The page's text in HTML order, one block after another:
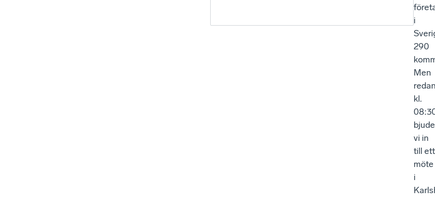
i
290
Men
kl.
vi in
till ett
möte
i